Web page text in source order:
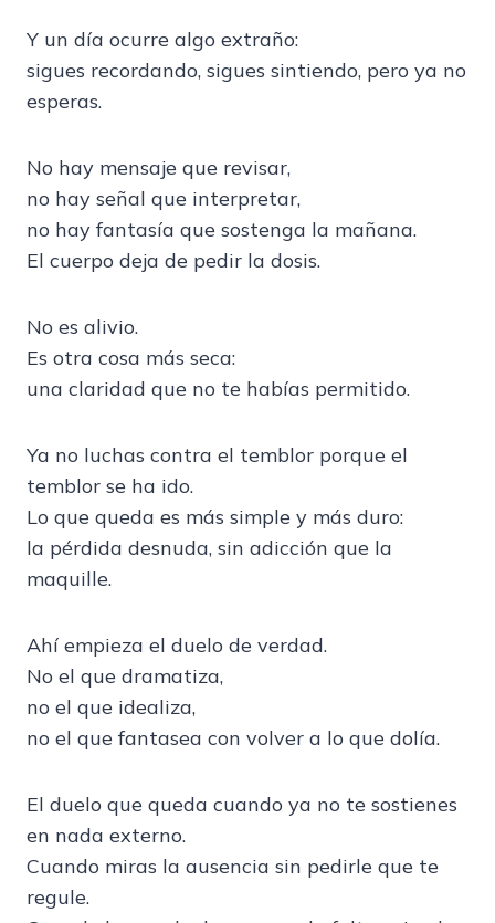
Y un día ocurre algo extraño:
sigues recordando, sigues sintiendo, pero ya no
esperas.
No hay mensaje que revisar,
no hay señal que interpretar,
no hay fantasía que sostenga la mañana.
El cuerpo deja de pedir la dosis.
No es alivio.
Es otra cosa más seca:
una claridad que no te habías permitido.
Ya no luchas contra el temblor porque el
temblor se ha ido.
Lo que queda es más simple y más duro:
la pérdida desnuda, sin adicción que la
maquille.
Ahí empieza el duelo de verdad.
No el que dramatiza,
no el que idealiza,
no el que fantasea con volver a lo que dolía.
El duelo que queda cuando ya no te sostienes
en nada externo.
Cuando miras la ausencia sin pedirle que te
regule.